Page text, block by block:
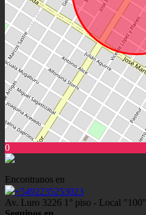
0
Encontranos en
+5492235253023
Av. Luro 3226 1° piso - Local "100"